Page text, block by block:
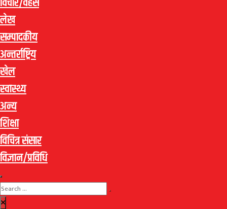
लेख
सम्पादकीय
अन्तर्राष्ट्रिय
खेल
स्वास्थ्य
अन्य
शिक्षा
विचित्र संसार
विज्ञान/प्रविधि